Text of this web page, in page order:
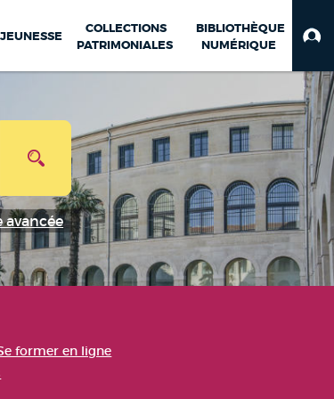
JEUNESSE
COLLECTIONS
PATRIMONIALES
BIBLIOTHÈQUE
NUMÉRIQUE
avancée
former en ligne